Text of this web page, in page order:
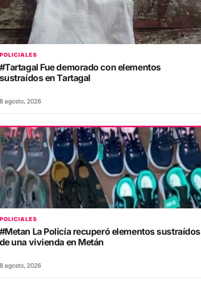
POLICIALES
#Tartagal Fue demorado con elementos
sustraídos en Tartagal
8 agosto, 2026
POLICIALES
#Metan La Policía recuperó elementos sustraídos
de una vivienda en Metán
8 agosto, 2026